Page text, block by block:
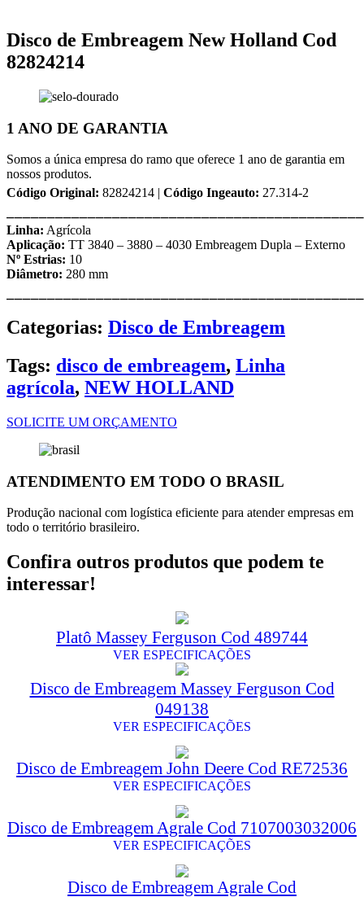
Disco de Embreagem New Holland Cod
82824214
1 ANO DE GARANTIA
Somos a única empresa do ramo que oferece 1 ano de garantia em
nossos produtos.
Código Original: 82824214 | Código Ingeauto: 27.314-2
Linha: Agrícola
Aplicação: TT 3840 – 3880 – 4030 Embreagem Dupla – Externo
Nº Estrias: 10
Diâmetro: 280 mm
Categorias: Disco de Embreagem
Tags: disco de embreagem, Linha
agrícola, NEW HOLLAND
SOLICITE UM ORÇAMENTO
ATENDIMENTO EM TODO O BRASIL
Produção nacional com logística eficiente para atender empresas em
todo o território brasileiro.
Confira outros produtos que podem te
interessar!
Platô Massey Ferguson Cod 489744
VER ESPECIFICAÇÕES
Disco de Embreagem Massey Ferguson Cod
049138
VER ESPECIFICAÇÕES
Disco de Embreagem John Deere Cod RE72536
VER ESPECIFICAÇÕES
Disco de Embreagem Agrale Cod 7107003032006
VER ESPECIFICAÇÕES
Disco de Embreagem Agrale Cod